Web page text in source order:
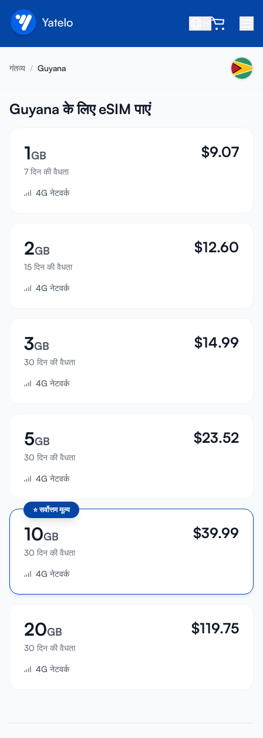
हमारे बारे में
मित्र को रेफ़र करें
सहयोगी बनें
सहायता केंद्र
सहायता
डिवाइस संगतता
साइन इन करें
गंतव्य / Guyana
Guyana के लिए eSIM पाएं
1GB
7 दिन की वैधता
$9.07
4G नेटवर्क
2GB
15 दिन की वैधता
$12.60
4G नेटवर्क
3GB
30 दिन की वैधता
$14.99
4G नेटवर्क
5GB
30 दिन की वैधता
$23.52
4G नेटवर्क
⭐सर्वोत्तम मूल्य
10GB
30 दिन की वैधता
$39.99
4G नेटवर्क
20GB
30 दिन की वैधता
$119.75
4G नेटवर्क